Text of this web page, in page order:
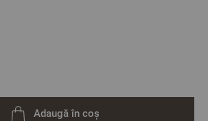
Adaugă în coș